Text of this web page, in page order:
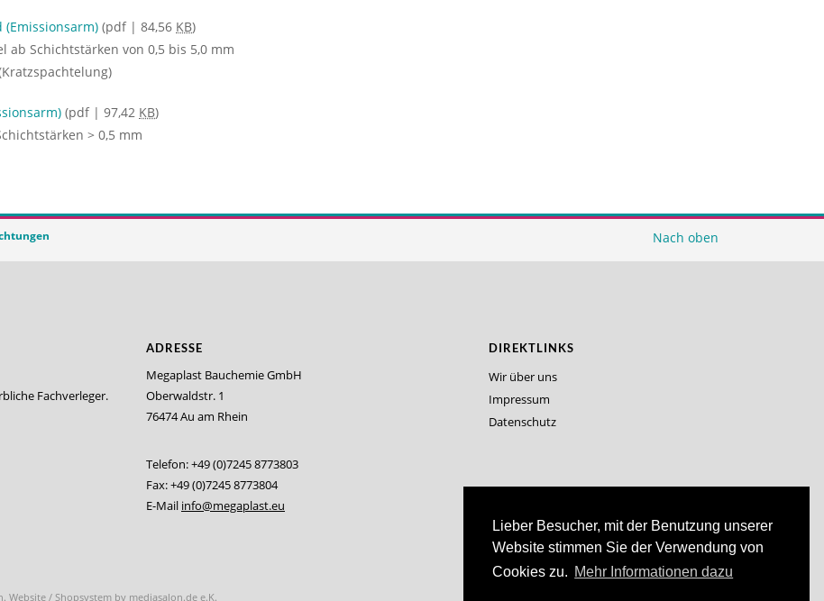
Lieber Besucher, mit der Benutzung unserer
Website stimmen Sie der Verwendung von
Cookies zu. Mehr Informationen dazu
(pdf | 84,56 KB)
Schichtstärken von 0,5 bis 5,0 mm
(pdf | 97,42 KB)
> 0,5 mm
Nach oben
Fachverleger.
ADRESSE
Megaplast Bauchemie GmbH
Oberwaldstr. 1
76474 Au am Rhein
Telefon: +49 (0)7245 8773803
Fax: +49 (0)7245 8773804
E-Mail info@megaplast.eu
DIREKTLINKS
Wir über uns
Impressum
Datenschutz
Website / Shopsystem by mediasalon.de e.K.